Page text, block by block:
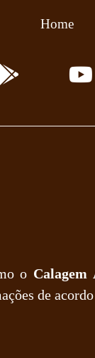
Home
G
o
g
y
Y
o
t
o Calagem
de